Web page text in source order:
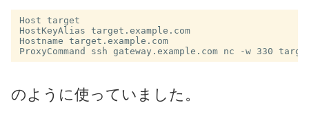
Host target
HostKeyAlias target.example.com
Hostname target.example.com
のように使っていました。